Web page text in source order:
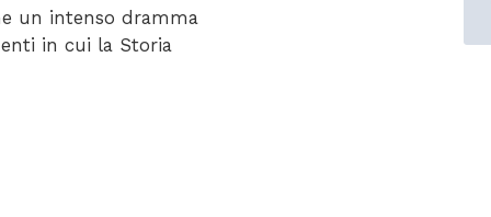
un intenso dramma
in cui la Storia